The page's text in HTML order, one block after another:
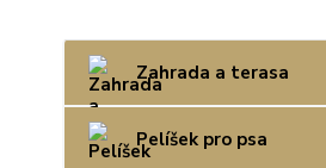
Zahrada a terasa
Pelíšek pro psa